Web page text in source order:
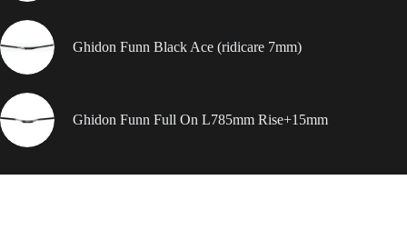
Ghidon Funn Black Ace (ridicare 7mm)
Ghidon Funn Full On L785mm Rise+15mm